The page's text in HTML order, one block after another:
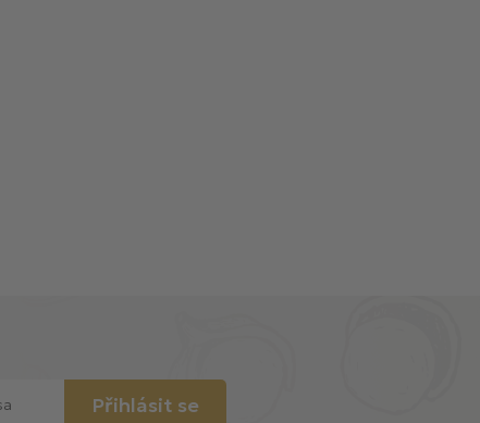
Přihlásit se